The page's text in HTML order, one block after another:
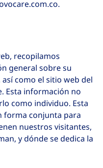
recopilamos
general sobre su
como el sitio web del
Esta información no
como individuo. Esta
forma conjunta para
nuestros visitantes,
y dónde se dedica la